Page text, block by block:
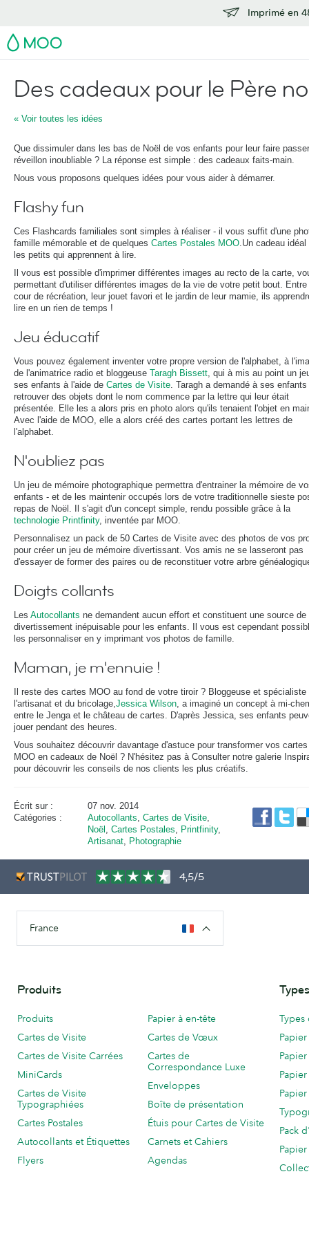
Imprimé en
MOO
Des cadeaux pour le Père
« Voir toutes les idées
Que dissimuler dans les bas de Noël de vos enfants pour leur faire
réveillon inoubliable ? La réponse est simple : des cadeaux faits-main.
Nous vous proposons quelques idées pour vous aider à démarrer.
Flashy fun
Ces Flashcards familiales sont simples à réaliser - il vous suffit d'une
famille mémorable et de quelques Cartes Postales MOO.Un cadeau idéal
les petits qui apprennent à lire.
Il vous est possible d'imprimer différentes images au recto de la carte,
permettant d'utiliser différentes images de la vie de votre petit bout. Entre
cour de récréation, leur jouet favori et le jardin de leur mamie, ils
lire en un rien de temps !
Jeu éducatif
Vous pouvez également inventer votre propre version de l'alphabet, à
de l'animatrice radio et bloggeuse Taragh Bissett, qui à mis au point un
ses enfants à l'aide de Cartes de Visite. Taragh a demandé à ses enfants
retrouver des objets dont le nom commence par la lettre qui leur était
présentée. Elle les a alors pris en photo alors qu'ils tenaient l'objet en
Avec l'aide de MOO, elle a alors créé des cartes portant les lettres de
l'alphabet.
N'oubliez pas
Un jeu de mémoire photographique permettra d'entrainer la mémoire de
enfants - et de les maintenir occupés lors de votre traditionnelle sieste
repas de Noël. Il s'agit d'un concept simple, rendu possible grâce à la
technologie Printfinity, inventée par MOO.
Personnalisez un pack de 50 Cartes de Visite avec des photos de vos
pour créer un jeu de mémoire divertissant. Vos amis ne se lasseront pas
d'essayer de former des paires ou de reconstituer votre arbre
Doigts collants
Les Autocollants ne demandent aucun effort et constituent une source de
divertissement inépuisable pour les enfants. Il vous est cependant
les personnaliser en y imprimant vos photos de famille.
Maman, je m'ennuie !
Il reste des cartes MOO au fond de votre tiroir ? Bloggeuse et spécialiste
l'artisanat et du bricolage,Jessica Wilson, a imaginé un concept à mi-
entre le Jenga et le château de cartes. D'après Jessica, ses enfants
jouer pendant des heures.
Vous souhaitez découvrir davantage d'astuce pour transformer vos cartes
MOO en cadeaux de Noël ? N'hésitez pas à Consulter notre galerie
pour découvrir les conseils de nos clients les plus créatifs.
Écrit sur :
07 nov. 2014
Catégories :
Autocollants, Cartes de Visite,
Noël , Cartes Postales, Printfinity,
Artisanat, Photographie
4,5/5
France
Produits
Produits
Cartes de Visite
Cartes de Visite Carrées
MiniCards
Cartes de Visite
Typographiées
Cartes Postales
Autocollants et Étiquettes
Flyers
Papier à en-tête
Cartes de Vœux
Cartes de
Correspondance Luxe
Enveloppes
Boîte de présentation
Étuis pour Cartes de Visite
Carnets et Cahiers
Agendas
Pack